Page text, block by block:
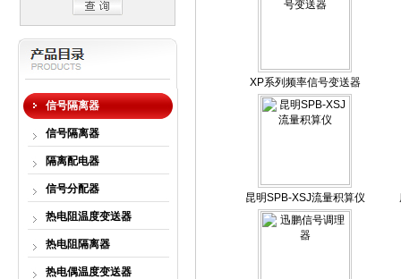
信号隔离器
信号隔离器
隔离配电器
信号分配器
热电阻温度变送器
热电阻隔离器
热电偶温度变送器
XP系列频率信号变送器
昆明SPB-XSJ流量积算仪